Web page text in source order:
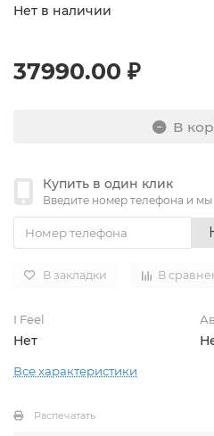
Нет в наличии
37990.00 ₽
В
Купить в один клик
Введите номер телефона и
В закладки В
I Feel
Нет
Все характеристики
Распечатать